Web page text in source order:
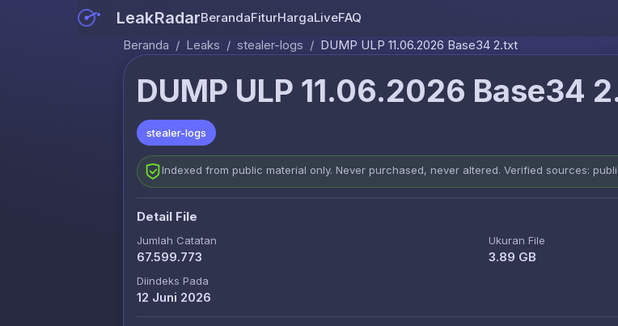
LeakRadarBerandaFiturHargaLiveFAQ
Beranda / Leaks / stealer-logs / DUMP ULP 11.06.2026 Base34 2.txt
DUMP ULP 11.06.2026 Base34
stealer-logs
Indexed from public material only. Never purchased, never altered. Verified sources:
Detail File
Jumlah Catatan
67.599.773
Ukuran File
3.89 GB
Diindeks Pada
12 Juni 2026